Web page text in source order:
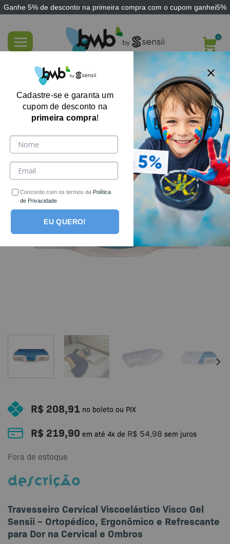
Ganhe 5% de desconto na primeira compra com o cupom ganhei5%
content
Travesseiro Cervical Visco Gel Espuma de
Memória Nasa Sensii
R$ 208,91 no boleto ou PIX
R$ 219,90 em até 4x de R$ 54,98 sem juros
Fora de estoque
DESCRIÇÃO
Travesseiro Cervical Viscoelástico Visco Gel
Sensii – Ortopédico, Ergonômico e Refrescante
para Dor na Cervical e Ombros
Cadastre-se e garanta um
cupom de desconto na
primeira compra!
Concordo com os termos da Política
de Privacidade
EU QUERO!